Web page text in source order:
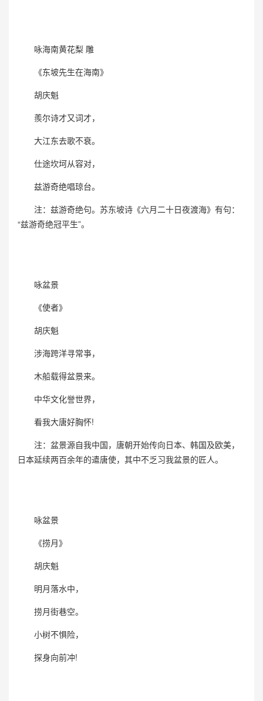
咏海南黄花梨 雕
《东坡先生在海南》
胡庆魁
羨尔诗才又词才，
大江东去歌不衰。
仕途坎坷从容对，
兹游奇绝唱琼台。
注：兹游奇绝句。苏东坡诗《六月二十日夜渡海》有句：
“兹游奇绝冠平生”。
咏盆景
《使者》
胡庆魁
涉海跨洋寻常亊，
木船载得盆景来。
中华文化誉世界，
看我大唐好胸怀!
注：盆景源自我中国，唐朝开始传向日本、韩国及欧美，
日本延续两百余年的遣唐使，其中不乏习我盆景的匠人。
咏盆景
《捞月》
胡庆魁
明月落水中，
捞月街巷空。
小树不惧险，
探身向前冲!